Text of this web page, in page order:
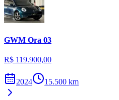
GWM Ora 03
R$ 119.900,00
2024 15.500 km